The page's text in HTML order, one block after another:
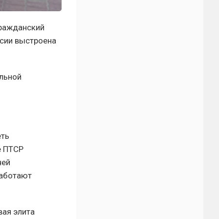
выстроена
ПТСР
элита